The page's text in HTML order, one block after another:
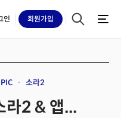
인 회원가입
소라2
라2 & 앱...